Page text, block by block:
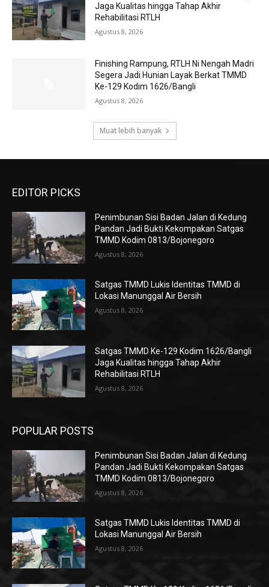
Jaga Kualitas hingga Tahap Akhir
Rehabilitasi RTLH
Agustus 8, 2026
Finishing Rampung, RTLH Ni Nengah Madri
Segera Jadi Hunian Layak Berkat TMMD
Ke-129 Kodim 1626/Bangli
Agustus 8, 2026
Muat lebih banyak
EDITOR PICKS
Penimbunan Sisi Badan Jalan di Kedung
Pandan Jadi Bukti Kekompakan Satgas
TMMD Kodim 0813/Bojonegoro
Agustus 8, 2026
Satgas TMMD Lukis Identitas TMMD di
Lokasi Manunggal Air Bersih
Agustus 8, 2026
Satgas TMMD Ke-129 Kodim 1626/Bangli
Jaga Kualitas hingga Tahap Akhir
Rehabilitasi RTLH
Agustus 8, 2026
POPULAR POSTS
Penimbunan Sisi Badan Jalan di Kedung
Pandan Jadi Bukti Kekompakan Satgas
TMMD Kodim 0813/Bojonegoro
Agustus 8, 2026
Satgas TMMD Lukis Identitas TMMD di
Lokasi Manunggal Air Bersih
Agustus 8, 2026